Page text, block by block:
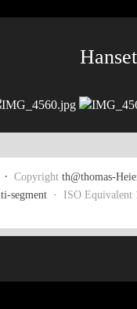
· Copyrightth@thomas-
segment · ISO Equivalent